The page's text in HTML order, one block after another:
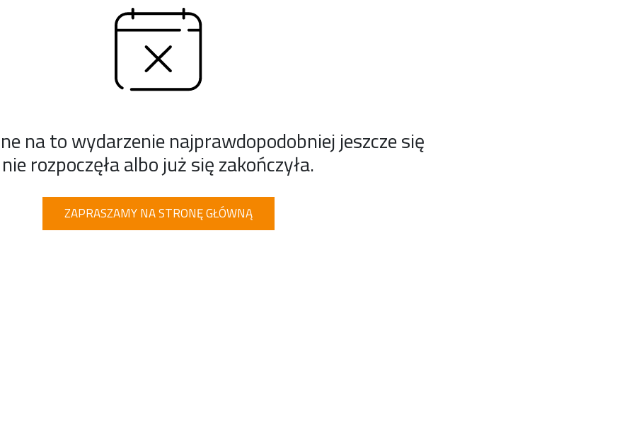
na to wydarzenie najprawdopodobniej jeszcze się
nie rozpoczęła albo już się zakończyła.
ZAPRASZAMY NA STRONĘ GŁÓWNĄ